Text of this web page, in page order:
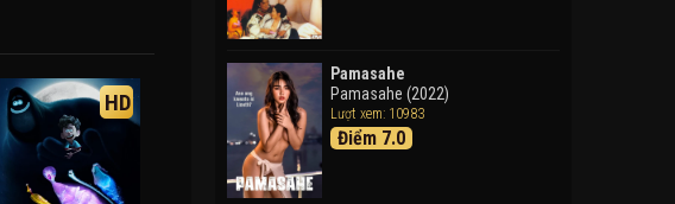
HD
Pamasahe
Pamasahe (2022)
Lượt xem: 10983
Điểm 7.0